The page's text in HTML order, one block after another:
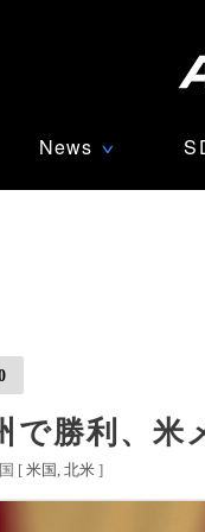
News ∨
勝利、米
[ 米国 北米 ]